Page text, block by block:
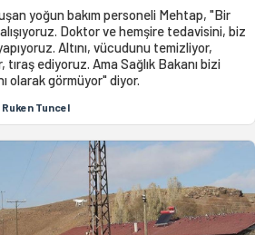
yoğun bakım personeli Mehtap, "Bir
Doktor ve hemşire tedavisini, biz
yapıyoruz. Altını, vücudunu temizliyor,
tıraş ediyoruz. Ama Sağlık Bakanı bizi
olarak görmüyor" diyor.
Ruken Tuncel